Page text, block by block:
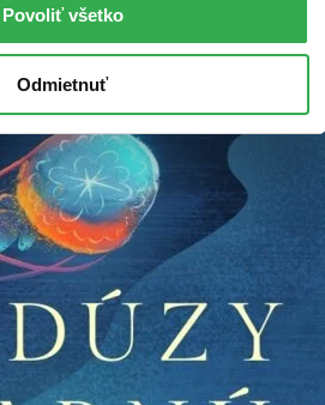
Povoliť všetko
Odmietnuť